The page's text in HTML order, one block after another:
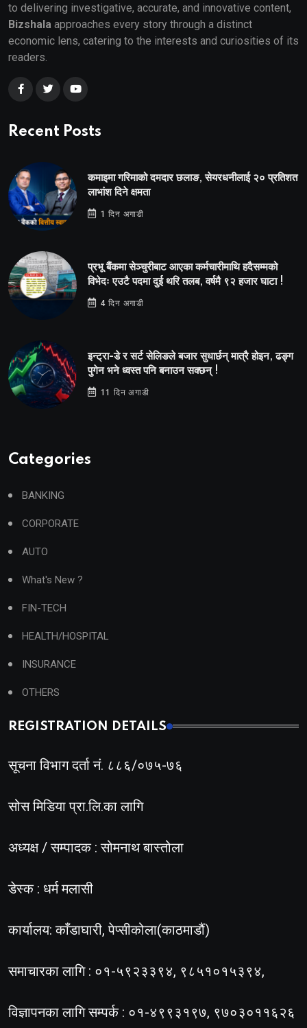
to delivering investigative, accurate, and innovative content,
Bizshala approaches every story through a distinct
economic lens, catering to the interests and curiosities of its
readers.
Recent Posts
कमाइमा गरिमाको दमदार छलाङ, सेयरधनीलाई २० प्रतिशत
लाभांश दिने क्षमता
1 दिन अगाडी
प्रभू बैंकमा सेञ्चुरीबाट आएका कर्मचारीमाथि हदैसम्मको
विभेदः एउटै पदमा दुई थरि तलब, वर्षमै ९२ हजार घाटा !
4 दिन अगाडी
इन्ट्रा-डे र सर्ट सेलिङले बजार सुधार्छन् मात्रै होइन, ढङ्ग
पुगेन भने ध्वस्त पनि बनाउन सक्छन् !
11 दिन अगाडी
Categories
BANKING
CORPORATE
AUTO
What's New ?
FIN-TECH
HEALTH/HOSPITAL
INSURANCE
OTHERS
REGISTRATION DETAILS
सूचना विभाग दर्ता नं. ८८६/०७५-७६
सोस मिडिया प्रा.लि.का लागि
अध्यक्ष / सम्पादक : सोमनाथ बास्तोला
डेस्क : धर्म मलासी
कार्यालय: काँडाघारी, पेप्सीकोला(काठमाडौं)
समाचारका लागि : ०१-५९२३३९४, ९८५१०१५३९४,
विज्ञापनका लागि सम्पर्क : ०१-४९९३१९७, ९७०३०११६२६